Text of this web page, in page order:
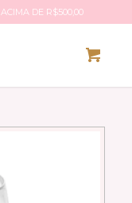
DE R$500,00